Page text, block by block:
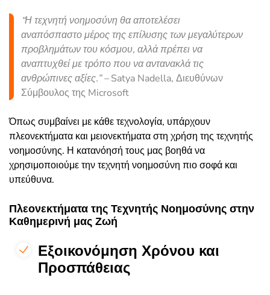
“Η τεχνητή νοημοσύνη θα αποτελέσει
αναπόσπαστο μέρος της επίλυσης των μεγαλύτερων
προβλημάτων του κόσμου, αλλά πρέπει να
αναπτυχθεί με τρόπο που να αντανακλά τις
ανθρώπινες αξίες.” –Satya Nadella, Διευθύνων
Σύμβουλος της Microsoft
Όπως συμβαίνει με κάθε τεχνολογία, υπάρχουν
πλεονεκτήματα και μειονεκτήματα στη χρήση της τεχνητής
νοημοσύνης. Η κατανόησή τους μας βοηθά να
χρησιμοποιούμε την τεχνητή νοημοσύνη πιο σοφά και
υπεύθυνα.
Πλεονεκτήματα της Τεχνητής Νοημοσύνης στην
Καθημερινή μας Ζωή
Εξοικονόμηση Χρόνου και
Προσπάθειας